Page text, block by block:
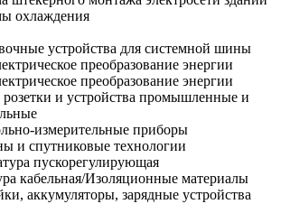
охлаждения
устройства для системной шины
преобразование энергии
преобразование энергии
и устройства промышленные и
измерительные приборы
и спутниковые технологии
пускорегулирующая
кабельная/Изоляционные материалы
аккумуляторы, зарядные устройства